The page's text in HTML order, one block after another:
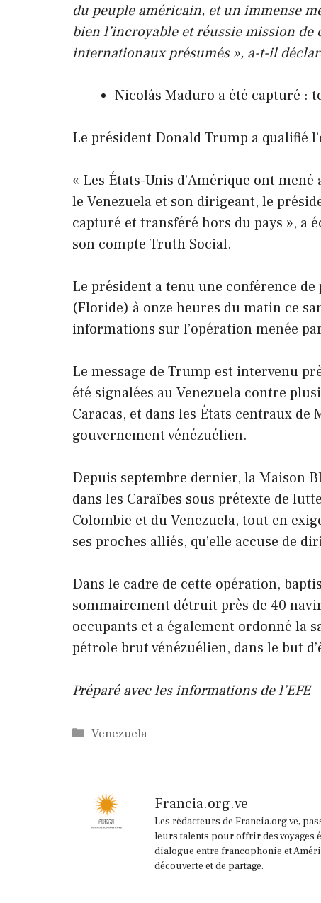
du peuple américain, et un immense
bien l’incroyable et réussie mission
internationaux présumés », a-t-il
Nicolás Maduro a été capturé :
Le président Donald Trump a qualifié
« Les États-Unis d’Amérique ont
le Venezuela et son dirigeant, le
capturé et transféré hors du pays », a
son compte Truth Social.
Le président a tenu une conférence
(Floride) à onze heures du matin ce
informations sur l’opération menée
Le message de Trump est intervenu
été signalées au Venezuela contre
Caracas, et dans les États centraux
gouvernement vénézuélien.
Depuis septembre dernier, la Maison
dans les Caraïbes sous prétexte de
Colombie et du Venezuela, tout en
ses proches alliés, qu’elle accuse de
Dans le cadre de cette opération,
sommairement détruit près de 40
occupants et a également ordonné la
pétrole brut vénézuélien, dans le but
Préparé avec les informations de l’EFE
Catégories
Venezuela
Francia.org.ve
Les rédacteurs de Francia.org.ve,
leurs talents pour offrir des voyages
dialogue entre francophonie et
découverte et de partage.